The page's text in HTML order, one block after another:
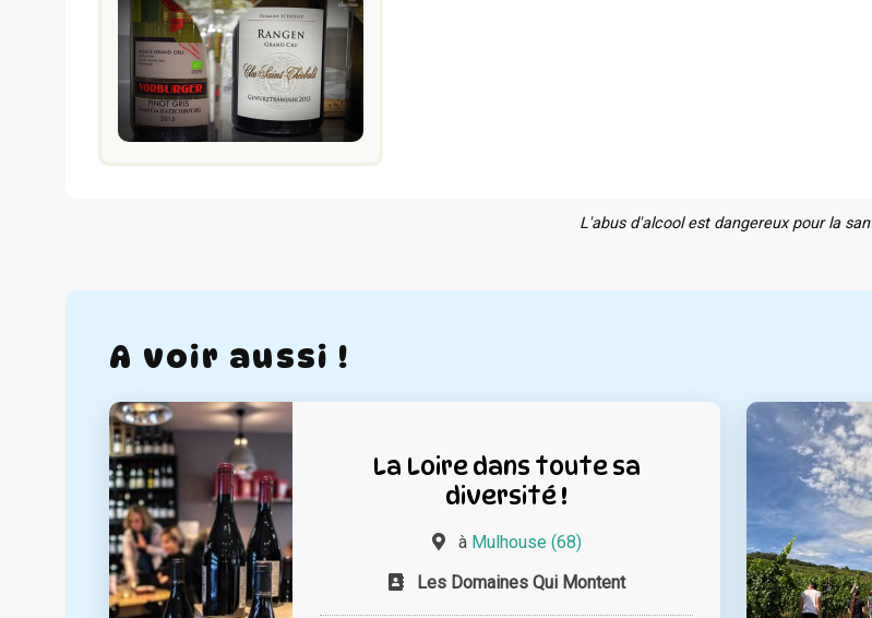
L'abus d'alcool est dangereux pour la
A voir aussi !
La Loire dans toute sa
diversité !
à Mulhouse (68)
Les Domaines Qui Montent